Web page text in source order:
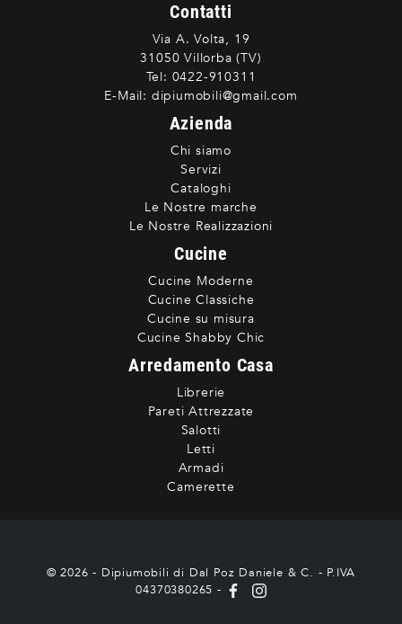
Contatti
Via A. Volta, 19
31050 Villorba (TV)
Tel: 0422-910311
E-Mail: dipiumobili@gmail.com
Azienda
Chi siamo
Servizi
Cataloghi
Le Nostre marche
Le Nostre Realizzazioni
Cucine
Cucine Moderne
Cucine Classiche
Cucine su misura
Cucine Shabby Chic
Arredamento Casa
Librerie
Pareti Attrezzate
Salotti
Letti
Armadi
Camerette
© 2026 - Dipiumobili di Dal Poz Daniele & C. - P.IVA
04370380265 -